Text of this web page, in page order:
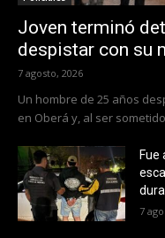
Joven terminó
despistar con su
7 agosto, 2026
Un hombre de 25 años
en Oberá y, al ser
Fue
7